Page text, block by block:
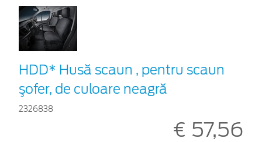
HDD* Husă scaun , pentru scaun
şofer, de culoare neagră
2326838
€ 57,56